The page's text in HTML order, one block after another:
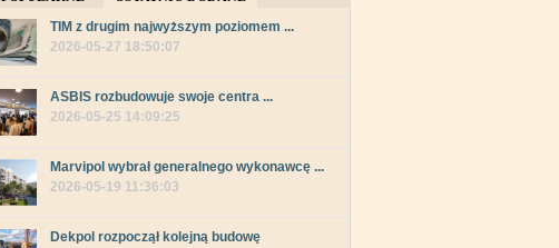
TIM z drugim najwyższym poziomem ...
2026-05-27 18:50:07
ASBIS rozbudowuje swoje centra ...
2026-05-25 14:09:25
Marvipol wybrał generalnego wykonawcę ...
2026-05-19 11:36:03
Dekpol rozpoczął kolejną budowę